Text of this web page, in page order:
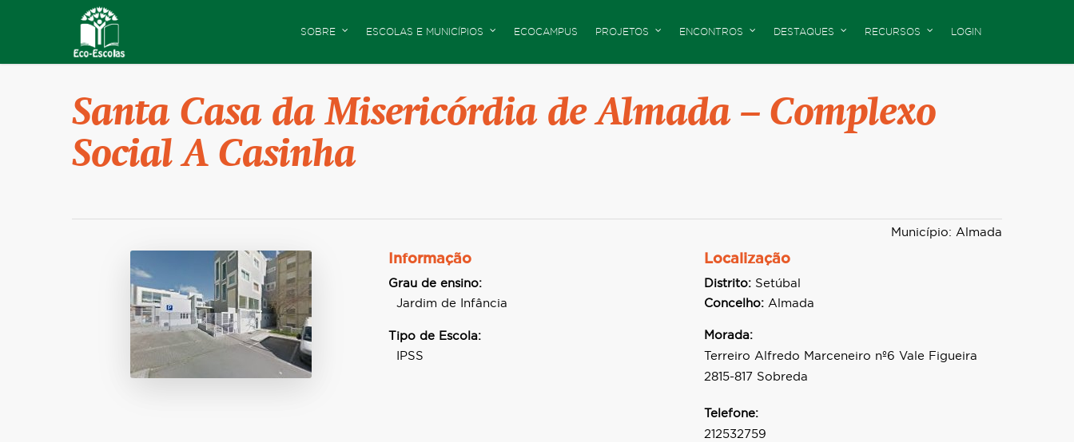
SOBRE ESCOLAS E MUNICÍPIOS ECOCAMPUS PROJETOS ENCONTROS DESTAQUES RECURSOS LOGIN
Santa Casa da Misericórdia de Almada – Complexo
Social A Casinha
Município: Almada
Informação
Grau de ensino:
Jardim de Infância
Tipo de Escola:
IPSS
Localização
Distrito: Setúbal
Concelho: Almada
Morada:
Terreiro Alfredo Marceneiro nº6 Vale Figueira
2815-817 Sobreda
Telefone:
212532759